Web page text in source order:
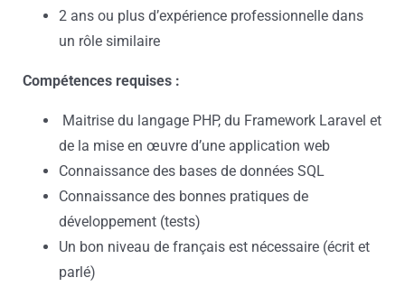
2 ans ou plus d’expérience professionnelle dans
un rôle similaire
Compétences requises :
Maitrise du langage PHP, du Framework Laravel et
de la mise en œuvre d’une application web
Connaissance des bases de données SQL
Connaissance des bonnes pratiques de
développement (tests)
Un bon niveau de français est nécessaire (écrit et
parlé)